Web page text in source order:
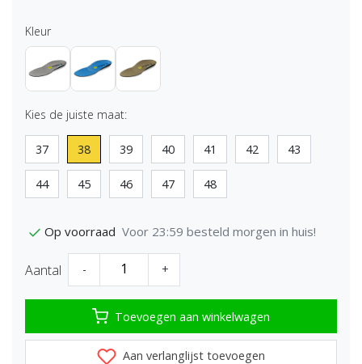
Kleur
Kies de juiste maat:
37 38 39 40 41 42 43
44 45 46 47 48
Op voorraad Voor 23:59 besteld morgen in huis!
Aantal - +
Toevoegen aan winkelwagen
Aan verlanglijst toevoegen